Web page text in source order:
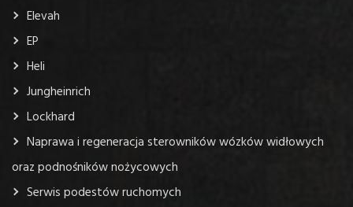
Elevah
EP
Heli
Jungheinrich
Lockhard
Naprawa i regeneracja sterowników wózków widłowych
oraz podnośników nożycowych
Serwis podestów ruchomych